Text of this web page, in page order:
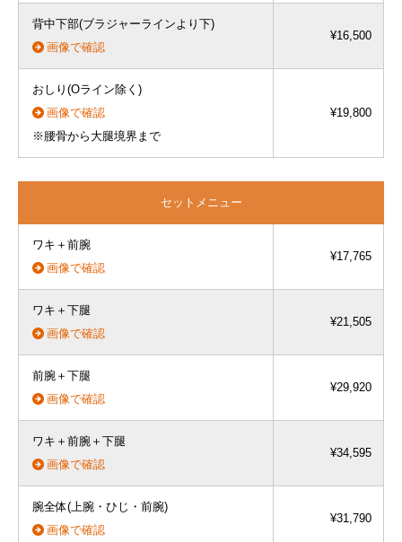
背中下部(ブラジャーラインより下)
画像で確認
¥16,500
おしり(Oライン除く)
画像で確認
※腰骨から大腿境界まで
¥19,800
セットメニュー
ワキ＋前腕
画像で確認
¥17,765
ワキ＋下腿
画像で確認
¥21,505
前腕＋下腿
画像で確認
¥29,920
ワキ＋前腕＋下腿
画像で確認
¥34,595
腕全体(上腕・ひじ・前腕)
画像で確認
¥31,790